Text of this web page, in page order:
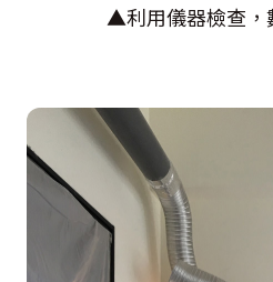
▲利用儀器檢查，